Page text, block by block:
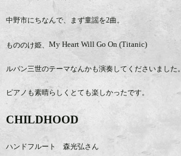
中野市にちなんで、まず童謡を2曲。
もののけ姫、 My Heart Will Go On (Titanic)
ルパン三世のテーマなんかも演奏してくださいました。
ピアノも素晴らしくとても楽しかったです。
CHILDHOOD
ハンドフルート 森光弘さん